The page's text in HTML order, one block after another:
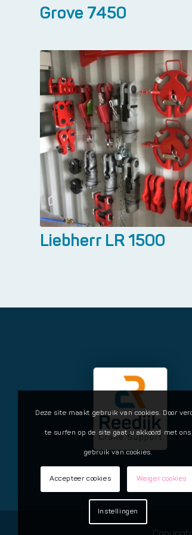
Grove 7450
Liebherr LR 1500
Deze site maakt gebruik van cookies. Door
te surfen op de site gaat u akkoord met ons
gebruik van cookies.
Accepteer cookies Weiger cookies
Instellingen